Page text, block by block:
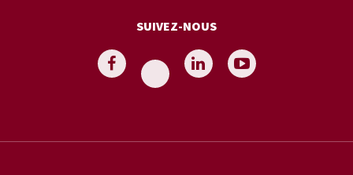
SUIVEZ-NOUS